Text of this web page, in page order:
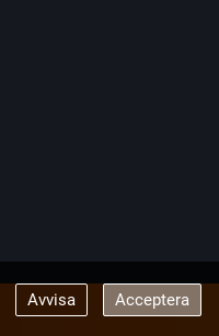
Avvisa Acceptera